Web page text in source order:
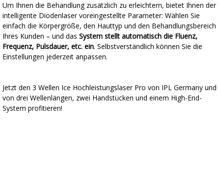
Um Ihnen die Behandlung zusätzlich zu erleichtern, bietet Ihnen der
intelligente Diodenlaser voreingestellte Parameter: Wählen Sie
einfach die Körpergröße, den Hauttyp und den Behandlungsbereich
Ihres Kunden – und das System stellt automatisch die Fluenz,
Frequenz, Pulsdauer, etc. ein. Selbstverständlich können Sie die
Einstellungen jederzeit anpassen.
Jetzt den 3 Wellen Ice Hochleistungslaser Pro von IPL Germany und
von drei Wellenlängen, zwei Handstücken und einem High-End-
System profitieren!